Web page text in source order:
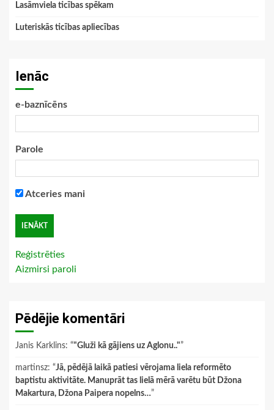
Lasāmviela ticības spēkam
Luteriskās ticības apliecības
Ienāc
e-baznīcēns
Parole
Atceries mani
Reģistrēties
Aizmirsi paroli
Pēdējie komentāri
Janis Karklins: “"Gluži kā gājiens uz Aglonu.."”
martinsz: “Jā, pēdējā laikā patiesi vērojama liela reformēto
baptistu aktivitāte. Manuprāt tas lielā mērā varētu būt Džona
Makartura, Džona Paipera nopelns…”